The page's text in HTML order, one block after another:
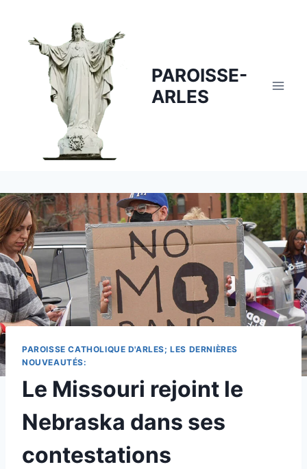
content
PAROISSE-
ARLES
PAROISSE CATHOLIQUE D'ARLES; LES DERNIÈRES
NOUVEAUTÉS:
Le Missouri rejoint le
Nebraska dans ses
contestations